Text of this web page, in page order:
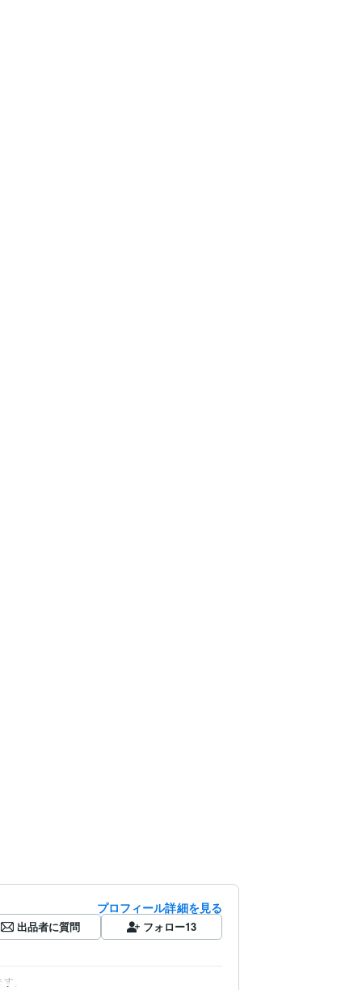
プロフィール詳細を見る
出品者に質問 フォロー13
。